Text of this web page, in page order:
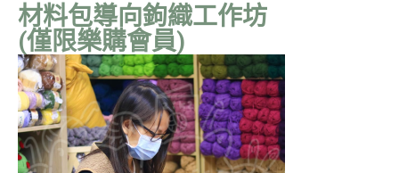
材料包導向鉤織工作坊
(僅限樂購會員)